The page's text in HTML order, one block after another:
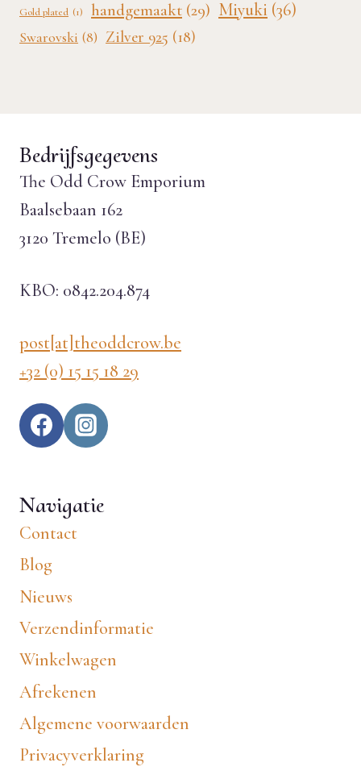
Gold plated (1) handgemaakt (29) Miyuki (36)
Swarovski (8) Zilver 925 (18)
Bedrijfsgegevens
The Odd Crow Emporium
Baalsebaan 162
3120 Tremelo (BE)
KBO: 0842.204.874
post[at]theoddcrow.be
+32 (0) 15 15 18 29
Navigatie
Contact
Blog
Nieuws
Verzendinformatie
Winkelwagen
Afrekenen
Algemene voorwaarden
Privacyverklaring